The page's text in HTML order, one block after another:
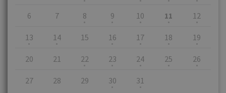
6 7 8 9 10 11 12
13 14 15 16 17 18 19
20 21 22 23 24 25 26
27 28 29 30 31